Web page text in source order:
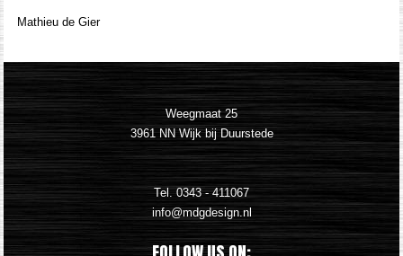
Mathieu de Gier
Weegmaat 25
3961 NN Wijk bij Duurstede
Tel.0343 - 411067